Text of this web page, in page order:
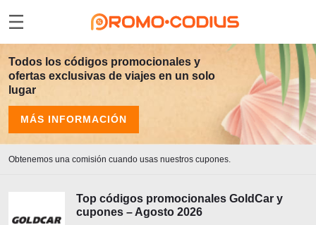
Todos los códigos promocionales y
ofertas exclusivas de viajes en un solo
lugar
MÁS INFORMACIÓN
Obtenemos una comisión cuando usas nuestros cupones.
Top códigos promocionales GoldCar y
cupones – Agosto 2026